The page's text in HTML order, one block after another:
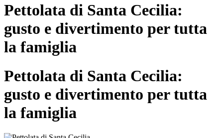
Pettolata di Santa Cecilia:
gusto e divertimento per tutta
la famiglia
Pettolata di Santa Cecilia:
gusto e divertimento per tutta
la famiglia